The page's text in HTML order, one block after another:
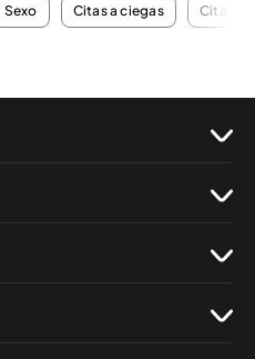
Sexo Citas a ciegas Citas